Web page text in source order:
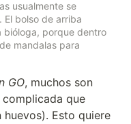
usualmente se
El bolso de arriba
bióloga, porque dentro
mandalas para
GO, muchos son
que
Esto quiere